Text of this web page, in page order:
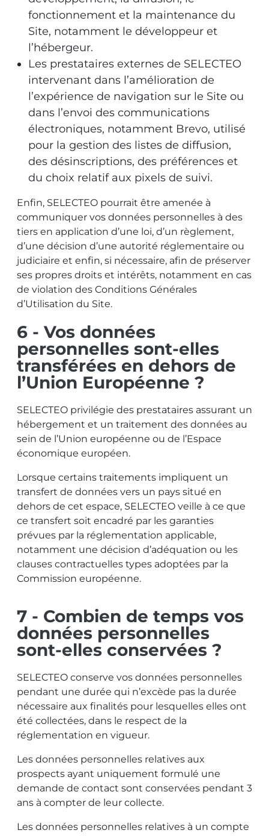
fonctionnement et la maintenance du
Site, notamment le développeur et
l’hébergeur.
Les prestataires externes de SELECTEO
intervenant dans l’amélioration de
l’expérience de navigation sur le Site ou
dans l’envoi des communications
électroniques, notamment Brevo, utilisé
pour la gestion des listes de diffusion,
des désinscriptions, des préférences et
du choix relatif aux pixels de suivi.
Enfin, SELECTEO pourrait être amenée à
communiquer vos données personnelles à des
tiers en application d’une loi, d’un règlement,
d’une décision d’une autorité réglementaire ou
judiciaire et enfin, si nécessaire, afin de préserver
ses propres droits et intérêts, notamment en cas
de violation des Conditions Générales
d’Utilisation du Site.
6 - Vos données
personnelles sont-elles
transférées en dehors de
l’Union Européenne ?
SELECTEO privilégie des prestataires assurant un
hébergement et un traitement des données au
sein de l’Union européenne ou de l’Espace
économique européen.
Lorsque certains traitements impliquent un
transfert de données vers un pays situé en
dehors de cet espace, SELECTEO veille à ce que
ce transfert soit encadré par les garanties
prévues par la réglementation applicable,
notamment une décision d’adéquation ou les
clauses contractuelles types adoptées par la
Commission européenne.
7 - Combien de temps vos
données personnelles
sont-elles conservées ?
SELECTEO conserve vos données personnelles
pendant une durée qui n’excède pas la durée
nécessaire aux finalités pour lesquelles elles ont
été collectées, dans le respect de la
réglementation en vigueur.
Les données personnelles relatives aux
prospects ayant uniquement formulé une
demande de contact sont conservées pendant 3
ans à compter de leur collecte.
Les données personnelles relatives à un compte